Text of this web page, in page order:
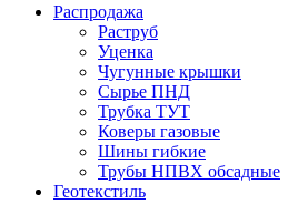
Распродажа
Раструб
Уценка
Чугунные крышки
Сырье ПНД
Трубка ТУТ
Коверы газовые
Шины гибкие
Трубы НПВХ обсадные
Геотекстиль